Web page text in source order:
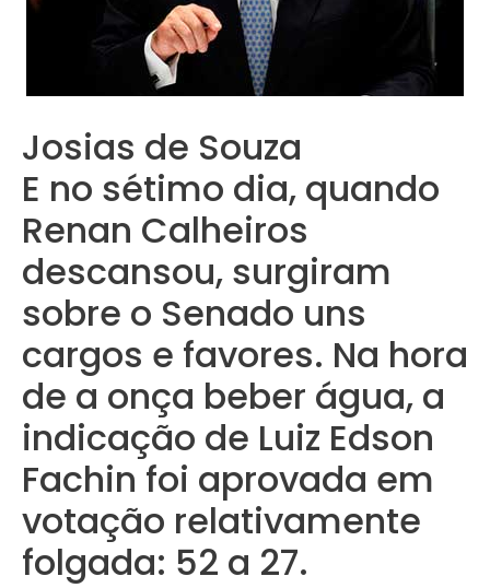
Josias de Souza
E no sétimo dia, quando
Renan Calheiros
descansou, surgiram
sobre o Senado uns
cargos e favores. Na hora
de a onça beber água, a
indicação de Luiz Edson
Fachin foi aprovada em
votação relativamente
folgada: 52 a 27.